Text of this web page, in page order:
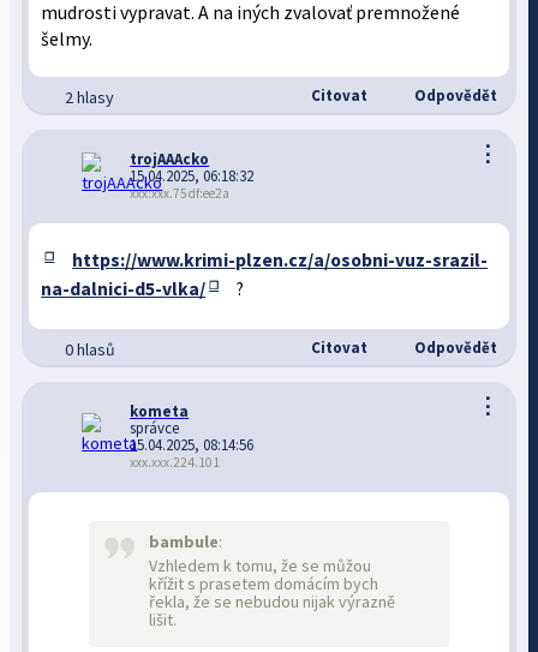
mudrosti vypravat. A na iných zvalovať premnožené
šelmy.
2 hlasy Citovat Odpovědět
⋮
trojAAAcko
15.04.2025, 06:18:32
xxx:xxx.75df:ee2a
https://www.krimi-plzen.cz/a/osobni-vuz-srazil-
na-dalnici-d5-vlka/
?
0 hlasů Citovat Odpovědět
⋮
kometa
správce
15.04.2025, 08:14:56
xxx.xxx.224.101
bambule:
Vzhledem k tomu, že se můžou
křížit s prasetem domácím bych
řekla, že se nebudou nijak výrazně
lišit.